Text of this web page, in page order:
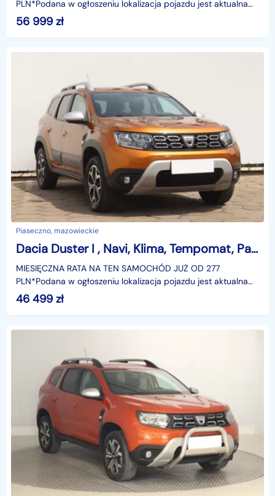
PLN*Podana w ogłoszeniu lokalizacja pojazdu jest aktualna
na dzień wystawienia ogłoszenia. Przed przyjazdem do
salonu
56 999 zł
Piaseczno, mazowieckie
Dacia Duster I , Navi, Klima, Tempomat, Parktronic
MIESIĘCZNA RATA NA TEN SAMOCHÓD JUŻ OD 277
PLN*Podana w ogłoszeniu lokalizacja pojazdu jest aktualna
na dzień wystawienia ogłoszenia. Przed przyjazdem do
salonu
46 499 zł